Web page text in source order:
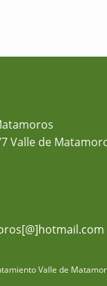
Valle de
Valle de